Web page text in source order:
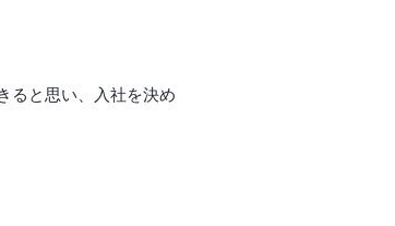
ると思い、入社を決め